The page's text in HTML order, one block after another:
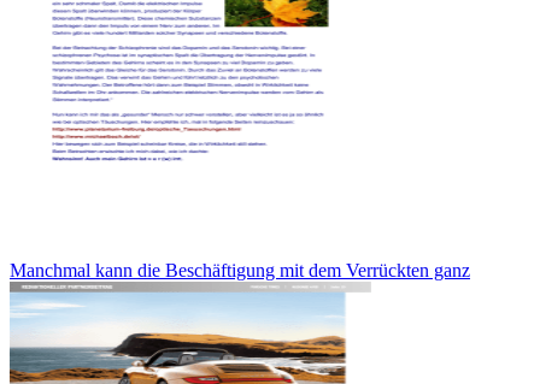
Manchmal kann die Beschäftigung mit dem Verrückten ganz